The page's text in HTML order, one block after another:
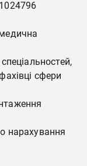
сфери
нарахування